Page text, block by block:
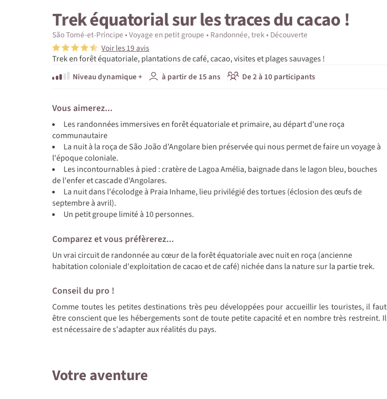
Trek équatorial sur les traces du cacao !
São Tomé-et-Príncipe Voyage en petit groupe Randonnée, trek Découverte
Voir les 19 avis
Trek en forêt équatoriale, plantations de café, cacao, visites et plages sauvages !
Niveau dynamique +
à partir de 15 ans De 2 à 10 participants
Vous aimerez...
Les randonnées immersives en forêt équatoriale et primaire, au départ d'une roça
communautaire
La nuit à la roça de São João d’Angolare bien préservée qui nous permet de faire un voyage à
l'époque coloniale.
Les incontournables à pied : cratère de Lagoa Amélia, baignade dans le lagon bleu, bouches
de l'enfer et cascade d'Angolares.
La nuit dans l'écolodge à Praia Inhame, lieu privilégié des tortues (éclosion des œufs de
septembre à avril).
Un petit groupe limité à 10 personnes.
Comparez et vous préfèrerez...
Un vrai circuit de randonnée au cœur de la forêt équatoriale avec nuit en roça (ancienne
habitation coloniale d'exploitation de cacao et de café) nichée dans la nature sur la partie trek.
Conseil du pro !
Comme toutes les petites destinations très peu développées pour accueillir les touristes, il faut
être conscient que les hébergements sont de toute petite capacité et en nombre très restreint. Il
est nécessaire de s'adapter aux réalités du pays.
Votre aventure